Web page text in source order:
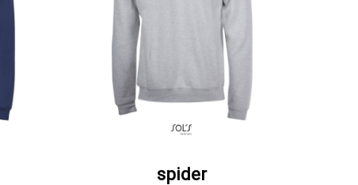
ΖΗΤΗΣΤΕ ΠΡΟΣΦΟΡΑ
spider